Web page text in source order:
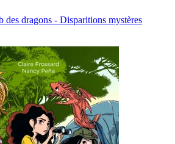
des dragons - Disparitions mystères